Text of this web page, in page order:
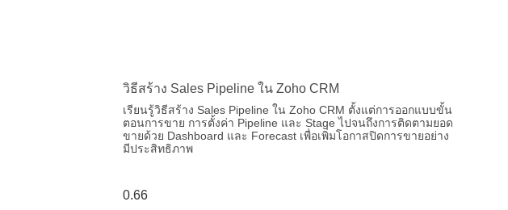
วิธีสร้าง Sales Pipeline ใน Zoho CRM
เรียนรู้วิธีสร้าง Sales Pipeline ใน Zoho CRM ตั้งแต่การออกแบบขั้น
ตอนการขาย การตั้งค่า Pipeline และ Stage ไปจนถึงการติดตามยอด
ขายด้วย Dashboard และ Forecast เพื่อเพิ่มโอกาสปิดการขายอย่าง
มีประสิทธิภาพ